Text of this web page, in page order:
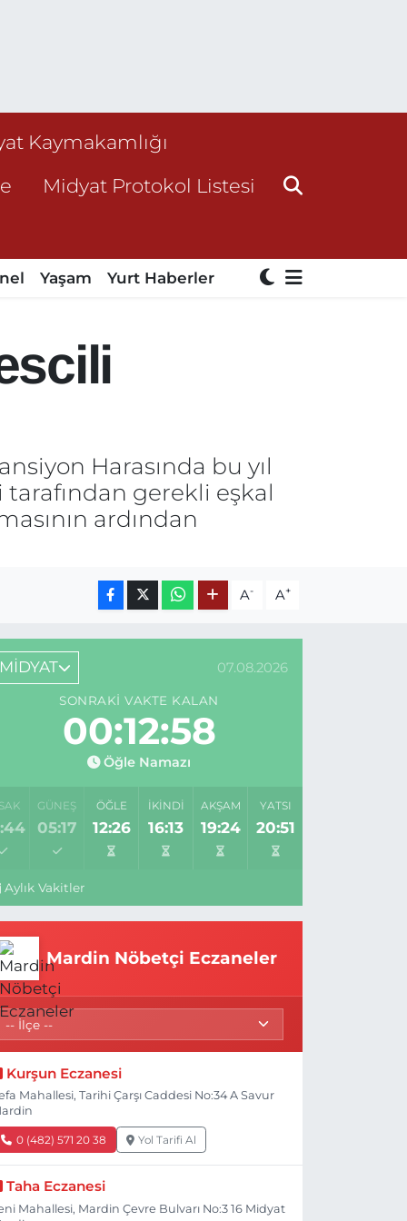
Kaymakamlığı
Midyat Protokol Listesi
Yaşam Yurt Haberler
Harasında bu yıl
gerekli eşkal
ardından
A- A+
MİDYAT 07.08.2026
SONRAKI VAKTE KALAN
00:12:58
Öğle Namazı
GÜNEŞ
05:17
ÖĞLE
12:26
İKINDI
16:13
AKŞAM
19:24
YATSI
20:51
Aylık Vakitler
Mardin Nöbetçi Eczaneler
Kurşun Eczanesi
Mahallesi, Tarihi Çarşı Caddesi No:34 A Savur
0 (482) 571 20 38 Yol Tarifi Al
Taha Eczanesi
Mahallesi, Mardin Çevre Bulvarı No:3 16 Midyat